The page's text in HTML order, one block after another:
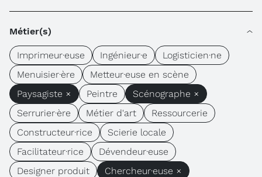
Métier(s)
Imprimeur·euse Ingénieur·e
Logisticien·ne
Menuisier·ère
Metteur·euse en scène
Paysagiste ×
Peintre
Scénographe ×
Serrurier·ère
Métier d'art
Ressourcerie
Constructeur·rice
Scierie locale
Facilitateur·rice
Dévendeur·euse
Designer produit
Chercheur·euse ×